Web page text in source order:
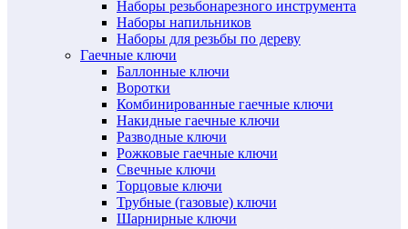
Наборы резьбонарезного инструмента
Наборы напильников
Наборы для резьбы по дереву
Гаечные ключи
Баллонные ключи
Воротки
Комбинированные гаечные ключи
Накидные гаечные ключи
Разводные ключи
Рожковые гаечные ключи
Свечные ключи
Торцовые ключи
Трубные (газовые) ключи
Шарнирные ключи